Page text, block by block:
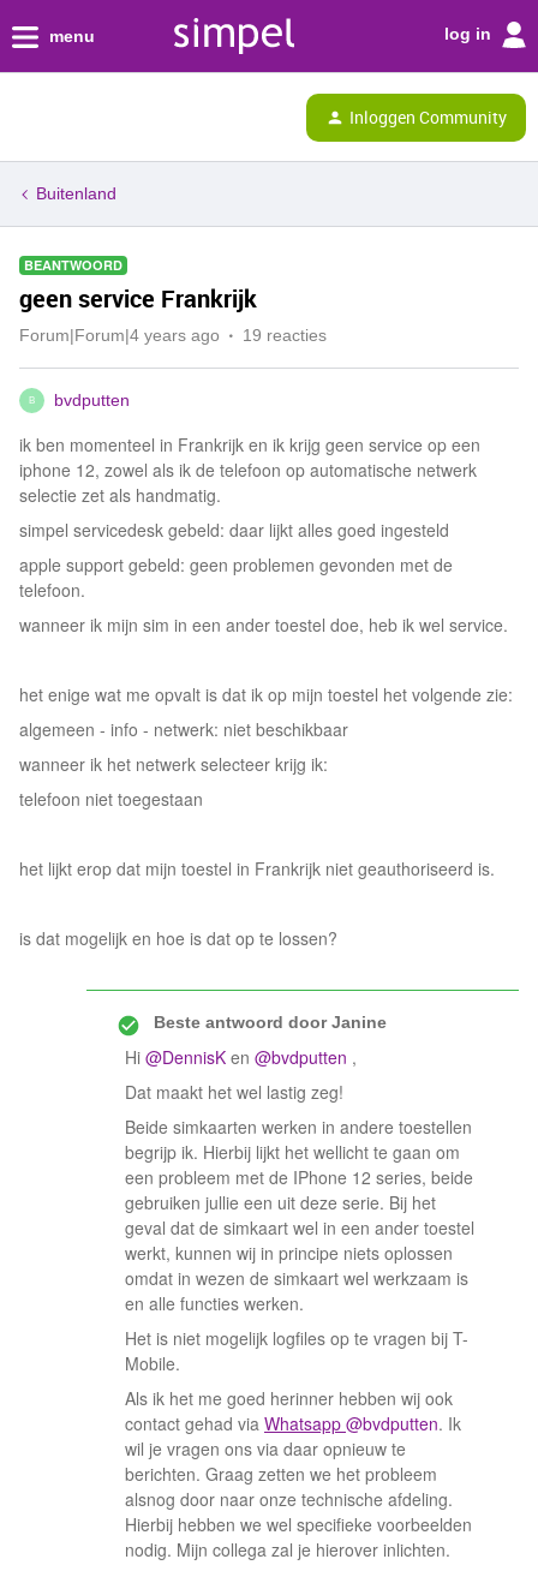
menu log in
Inloggen Community
Buitenland
BEANTWOORD
geen service Frankrijk
Forum|Forum|4 years ago 19 reacties
B bvdputten
ik ben momenteel in Frankrijk en ik krijg geen service op een
iphone 12, zowel als ik de telefoon op automatische netwerk
selectie zet als handmatig.
simpel servicedesk gebeld: daar lijkt alles goed ingesteld
apple support gebeld: geen problemen gevonden met de
telefoon.
wanneer ik mijn sim in een ander toestel doe, heb ik wel service.
het enige wat me opvalt is dat ik op mijn toestel het volgende zie:
algemeen - info - netwerk: niet beschikbaar
wanneer ik het netwerk selecteer krijg ik:
telefoon niet toegestaan
het lijkt erop dat mijn toestel in Frankrijk niet geauthoriseerd is.
is dat mogelijk en hoe is dat op te lossen?
Beste antwoord doorJanine
Hi @DennisK en @bvdputten ,
Dat maakt het wel lastig zeg!
Beide simkaarten werken in andere toestellen
begrijp ik. Hierbij lijkt het wellicht te gaan om
een probleem met de IPhone 12 series, beide
gebruiken jullie een uit deze serie. Bij het
geval dat de simkaart wel in een ander toestel
werkt, kunnen wij in principe niets oplossen
omdat in wezen de simkaart wel werkzaam is
en alle functies werken.
Het is niet mogelijk logfiles op te vragen bij T-
Mobile.
Als ik het me goed herinner hebben wij ook
contact gehad via Whatsapp @bvdputten. Ik
wil je vragen ons via daar opnieuw te
berichten. Graag zetten we het probleem
alsnog door naar onze technische afdeling.
Hierbij hebben we wel specifieke voorbeelden
nodig. Mijn collega zal je hierover inlichten.